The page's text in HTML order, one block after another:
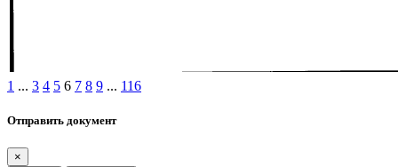
1 ... 3 4 5 6 7 8 9 ... 116
Отправить документ
×